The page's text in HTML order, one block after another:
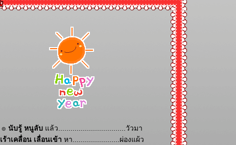
๏ นับรู้ หนูลับ ล้ว.................................วัวมา
เร้าเคลื่อน เลื่อนเข้า หา.......................ผ่องแผ้ว